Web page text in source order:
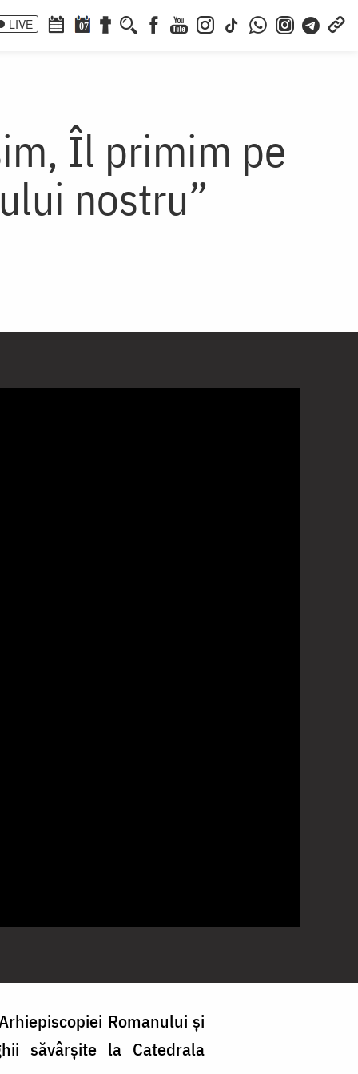
LIVE 07
Îl primim pe
nostru”
Romanului și
săvârșite la Catedrala